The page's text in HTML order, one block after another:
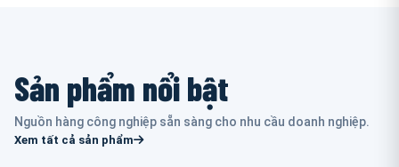
Sản phẩm nổi bật
Nguồn hàng công nghiệp sẵn sàng cho nhu cầu doanh nghiệp.
Xem tất cả sản phẩm